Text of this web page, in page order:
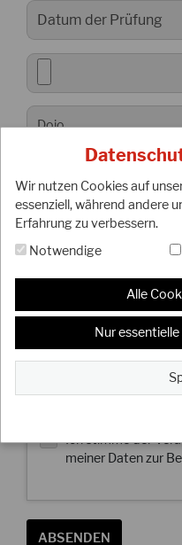
Wir nutzen Cookies auf
essenziell, während andere
Erfahrung zu verbessern.
Notwendige
Alle
Nur
Dojo
Dojo-Nr.
Persönliche Daten
Nachname
Ich stimme der
meiner Daten zur